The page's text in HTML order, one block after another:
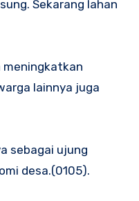
Sekarang lahan
meningkatkan
lainnya juga
sebagai ujung
desa.(0105).